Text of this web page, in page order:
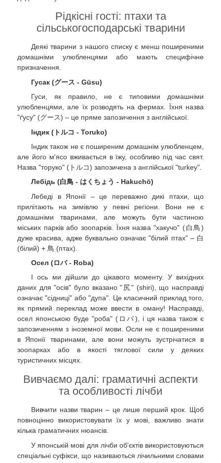
Рідкісні гості: птахи та
сільськогосподарські тварини
Деякі тварини з нашого списку є менш поширеними
домашніми улюбленцями або мають специфічне
призначення.
Гусак (グース - Gūsu)
Гуси, як правило, не є типовими домашніми
улюбленцями, але їх розводять на фермах. Їхня назва
"ґусу" (グース) – це пряме запозичення з англійської.
Індик (トルコ - Toruko)
Індик також не є поширеним домашнім улюбленцем,
але його м'ясо вживається в їжу, особливо під час свят.
Назва "торуко" (トルコ) запозичена з англійської "turkey".
Лебідь (白鳥 - はくちょう - Hakuchō)
Лебеді в Японії – це переважно дикі птахи, що
прилітають на зимівлю у певні регіони. Вони не є
домашніми тваринами, але можуть бути частиною
міських парків або зоопарків. Їхня назва "хакучо" (白鳥)
дуже красива, адже буквально означає "білий птах" – 白
(білий) + 鳥 (птах).
Осел (ロバ - Roba)
І ось ми дійшли до цікавого моменту. У вихідних
даних для "осів" було вказано "尻" (shiri), що насправді
означає "сідниці" або "дупа". Це класичний приклад того,
як прямий переклад може ввести в оману! Насправді,
осел японською буде "роба" (ロバ), і ця назва також є
запозиченням з іноземної мови. Осли не є поширеними
в Японії тваринами, але вони можуть зустрічатися в
зоопарках або в якості тяглової сили у деяких
туристичних місцях.
Вивчаємо далі: граматичні аспекти
та особливості лічби
Вивчити назви тварин – це лише перший крок. Щоб
повноцінно використовувати їх у мові, важливо знати
кілька граматичних нюансів.
У японській мові для лічби об'єктів використовуються
спеціальні суфікси, що називаються лічильними словами